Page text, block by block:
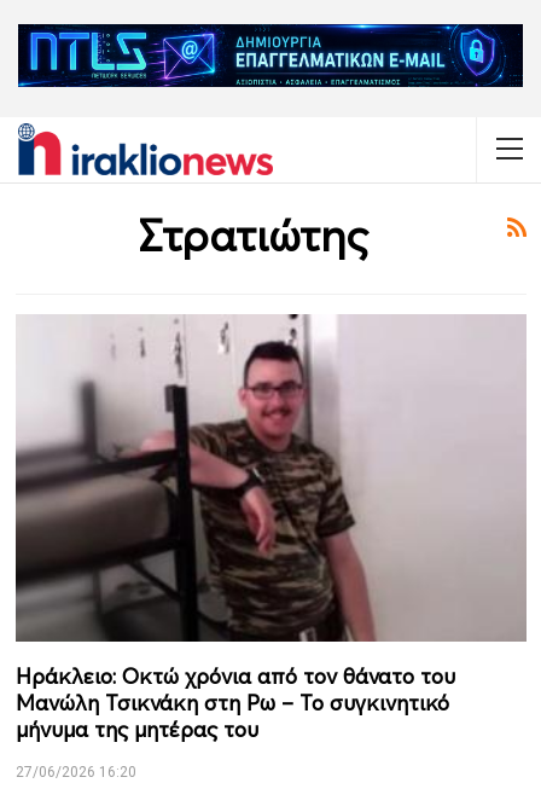
Στρατιώτης
Ηράκλειο: Οκτώ χρόνια από τον θάνατο του
Μανώλη Τσικνάκη στη Ρω – Το συγκινητικό
μήνυμα της μητέρας του
27/06/2026 16:20